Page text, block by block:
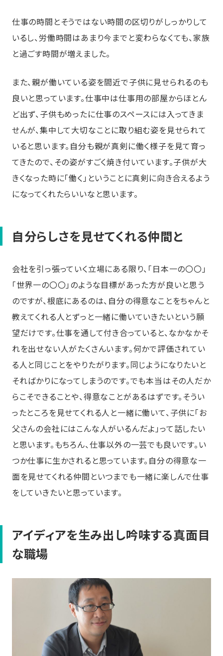
仕事の時間とそうではない時間の区切りがしっかりして
いるし、労働時間はあまり今までと変わらなくても、家族
と過ごす時間が増えました。
また、親が働いている姿を間近で子供に見せられるのも
良いと思っています。仕事中は仕事用の部屋からほとん
ど出ず、子供もめったに仕事のスペースには入ってきま
せんが、集中して大切なことに取り組む姿を見せられて
いると思います。自分も親が真剣に働く様子を見て育っ
てきたので、その姿がすごく焼き付いています。子供が大
きくなった時に「働く」ということに真剣に向き合えるよう
になってくれたらいいなと思います。
自分らしさを見せてくれる仲間と
会社を引っ張っていく立場にある限り、「日本一の〇〇」
「世界一の〇〇」のような目標があった方が良いと思う
のですが、根底にあるのは、自分の得意なことをちゃんと
教えてくれる人とずっと一緒に働いていきたいという願
望だけです。仕事を通して付き合っていると、なかなかそ
れを出せない人がたくさんいます。何かで評価されてい
る人と同じことをやりたがります。同じようになりたいと
そればかりになってしまうのです。でも本当はその人だか
らこそできることや、得意なことがあるはずです。そうい
ったところを見せてくれる人と一緒に働いて、子供に「お
父さんの会社にはこんな人がいるんだよ」って話したい
と思います。もちろん、仕事以外の一芸でも良いです。い
つか仕事に生かされると思っています。自分の得意な一
面を見せてくれる仲間といつまでも一緒に楽しんで仕事
をしていきたいと思っています。
アイディアを生み出し吟味する真面目
な職場